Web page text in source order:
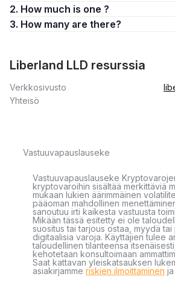
2. How much is one ?
3. How many are there?
Liberland LLD resurssia
Verkkosivusto
Yhteisö
Vastuuvapauslauseke
Vastuuvapauslauseke
kryptovaroihin sisältää merkittäviä
mukaan lukien äärimmäinen
pääoman mahdollinen
sanoutuu irti kaikesta vastuusta
Mikään tässä esitetty ei ole
suositus tai tarjous ostaa, myydä tai
digitaalisia varoja. Käyttäjien tulee
taloudellinen tilanteensa
kehotetaan konsultoimaan
Saat kattavan yleiskatsauksen
asiakirjamme riskien ilmoittaminen ja